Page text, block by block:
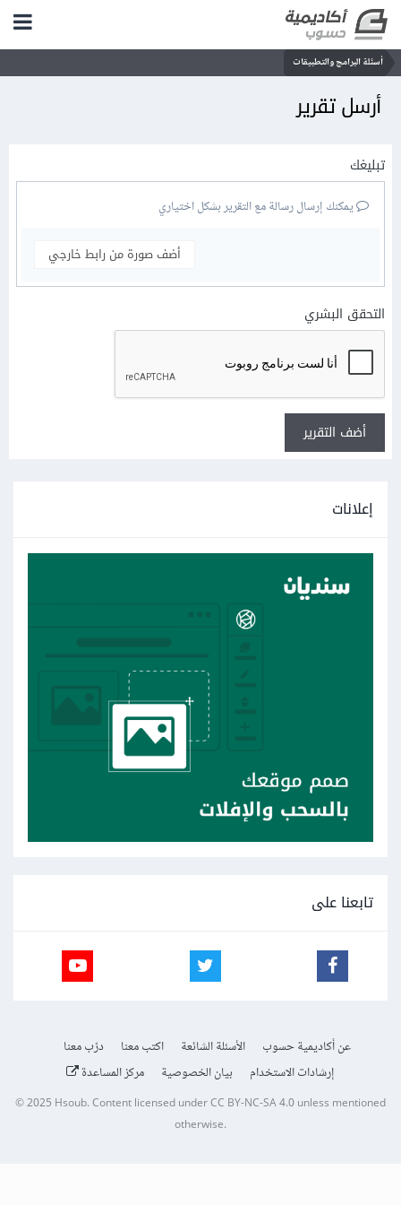
أسئلة البرامج والتطبيقات
أرسل تقرير
تبليغك
يمكنك إرسال رسالة مع التقرير بشكل اختياري
أضف صورة من رابط خارجي
التحقق البشري
أضف التقرير
إعلانات
تابعنا على
عن أكاديمية حسوب الأسئلة الشائعة اكتب معنا
درّب معنا
إرشادات الاستخدام
بيان الخصوصية مركز المساعدة
© 2025 Hsoub.Content licensed underCC BY-NC-SA 4.0unless mentioned
otherwise.